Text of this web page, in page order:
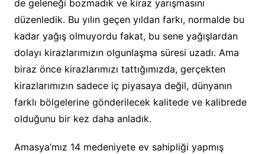
de geleneği bozmadık ve kiraz yarışmasını
düzenledik. Bu yılın geçen yıldan farkı, normalde bu
kadar yağış olmuyordu fakat, bu sene yağışlardan
dolayı kirazlarımızın olgunlaşma süresi uzadı. Ama
biraz önce kirazlarımızı tattığımızda, gerçekten
kirazlarımızın sadece iç piyasaya değil, dünyanın
farklı bölgelerine gönderilecek kalitede ve kalibrede
olduğunu bir kez daha anladık.
Amasya’mız 14 medeniyete ev sahipliği yapmış